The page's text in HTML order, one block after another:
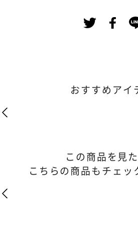
おすすめアイ
この商品を見
こちらの商品もチェッ